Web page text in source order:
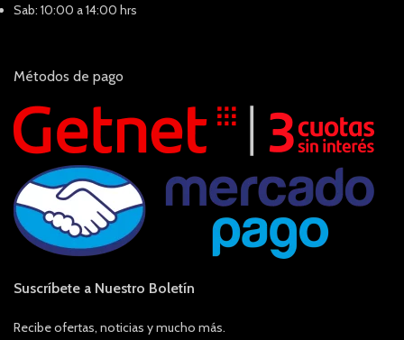
Sab: 10:00 a 14:00 hrs
Métodos de pago
Suscríbete a Nuestro Boletín
Recibe ofertas, noticias y mucho más.